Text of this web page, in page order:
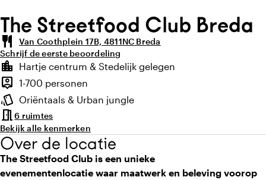
The Streetfood Club Breda
restaurant
Van Coothplein 17B, 4811NC Breda
Schrijf de eerste beoordeling
Highlights
location_city
Locatie en omgeving
Hartje centrum & Stedelijk gelegen
person_pin
Capaciteit
1-700 personen
style
Sfeer en uitstraling
Oriëntaals & Urban jungle
meeting_room6 ruimtes
Bekijk alle kenmerken
Over de locatie
The Streetfood Club is een unieke
evenementenlocatie waar maatwerk en beleving voorop